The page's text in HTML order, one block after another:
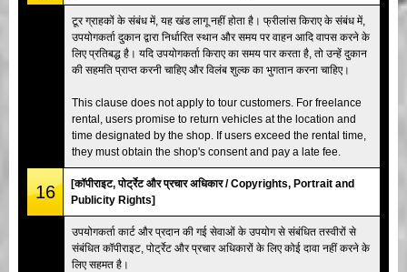
टूर ग्राहकों के संबंध में, यह खंड लागू नहीं होता है। फ्रीलांस किराए के संबंध में,
उपयोगकर्ता दुकान द्वारा निर्धारित स्थान और समय पर वाहन आदि वापस करने के
लिए प्रतिबद्ध है। यदि उपयोगकर्ता किराए का समय पार करता है, तो उन्हें दुकान
की सहमति प्राप्त करनी चाहिए और विलंब शुल्क का भुगतान करना चाहिए।
This clause does not apply to tour customers. For freelance
rental, users promise to return vehicles at the location and
time designated by the shop. If users exceed the rental time,
they must obtain the shop's consent and pay a late fee.
16
[कॉपीराइट, पोर्ट्रेट और प्रचार अधिकार / Copyrights, Portrait and
Publicity Rights]
उपयोगकर्ता कार्ट और प्रदान की गई सेवाओं के उपयोग से संबंधित तस्वीरों से
संबंधित कॉपीराइट, पोर्ट्रेट और प्रचार अधिकारों के लिए कोई दावा नहीं करने के
लिए सहमत है।